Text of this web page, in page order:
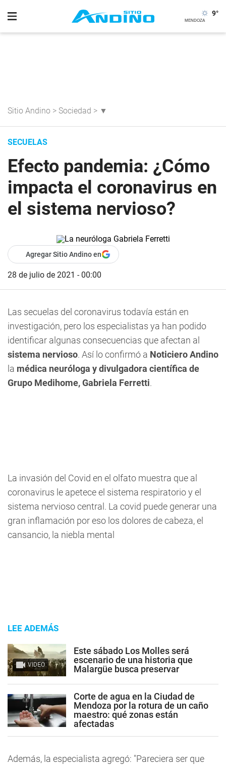
9°
Sitio Andino > Sociedad > ▼
SECUELAS
Efecto pandemia: ¿Cómo
impacta el coronavirus en
el sistema nervioso?
Agregar Sitio Andino en
28 de julio de 2021 - 00:00
Las secuelas del coronavirus todavía están en
investigación, pero los especialistas ya han podido
identificar algunas consecuencias que afectan al
sistema nervioso. Así lo confirmó a Noticiero Andino
la médica neuróloga y divulgadora científica de
Grupo Medihome, Gabriela Ferretti.
La invasión del Covid en el olfato muestra que al
coronavirus le apetece el sistema respiratorio y el
sistema nervioso central. La covid puede generar una
gran inflamación por eso los dolores de cabeza, el
cansancio, la niebla mental
LEE ADEMÁS
VIDEO
Este sábado Los Molles será
escenario de una historia que
Malargüe busca preservar
Corte de agua en la Ciudad de
Mendoza por la rotura de un caño
maestro: qué zonas están
afectadas
Además, la especialista agregó: "Pareciera ser que